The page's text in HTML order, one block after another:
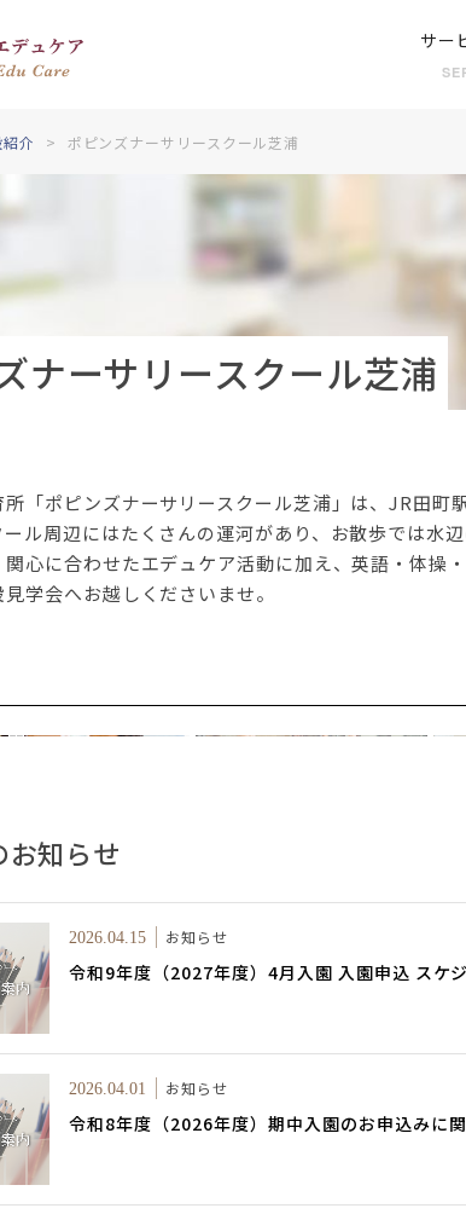
サー
介 ポピンズナーサリースクール芝浦
ナーサリースクール芝浦
「ポピンズナーサリースクール芝浦」は、JR田町
ル周辺にはたくさんの運河があり、お散歩では水
心に合わせたエデュケア活動に加え、英語・体操
学会へお越しくださいませ。
知らせ
2026.04.15 お知らせ
令和9年度（2027年度）4月入園 入園申込 スケ
2026.04.01 お知らせ
令和8年度（2026年度）期中入園のお申込みに